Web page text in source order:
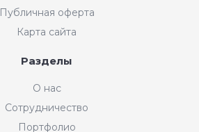
Публичная оферта
Карта сайта
Разделы
О нас
Сотрудничество
Портфолио